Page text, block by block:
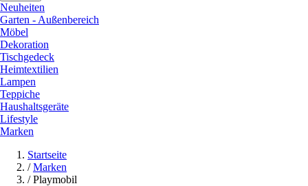
Neuheiten
Garten - Außenbereich
Möbel
Dekoration
Tischgedeck
Heimtextilien
Lampen
Teppiche
Haushaltsgeräte
Lifestyle
Marken
Startseite
/ Marken
/ Playmobil